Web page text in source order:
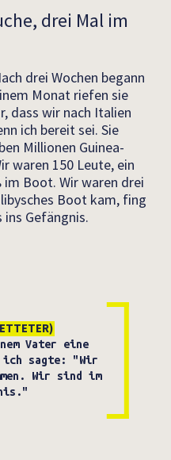
drei Mal im
drei Wochen begann
Monat riefen sie
dass wir nach Italien
ich bereit sei. Sie
Millionen Guinea-
waren 150 Leute, ein
im Boot. Wir waren drei
Boot kam, fing
ins Gefängnis.
Vater eine
sagte: "Wir
Wir sind im